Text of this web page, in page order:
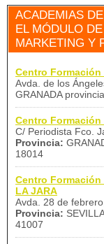
ACADEMIAS
EL MÓDULO
MARKETING Y
Centro
Avda. de los
GRANADA
Centro Formación
C/ Periodista Fco.
Provincia:
18014
Centro Formación
LA JARA
Avda. 28 de
Provincia:
41007